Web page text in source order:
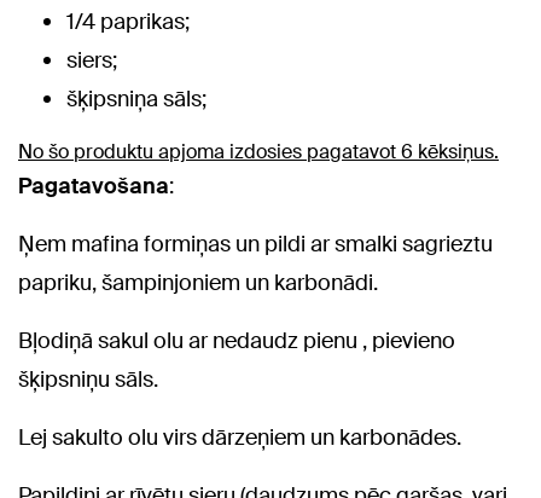
1/4 paprikas;
siers;
šķipsniņa sāls;
No šo produktu apjoma izdosies pagatavot 6 kēksiņus.
Pagatavošana:
Ņem mafina formiņas un pildi ar smalki sagrieztu
papriku, šampinjoniem un karbonādi.
Bļodiņā sakul olu ar nedaudz pienu , pievieno
šķipsniņu sāls.
Lej sakulto olu virs dārzeņiem un karbonādes.